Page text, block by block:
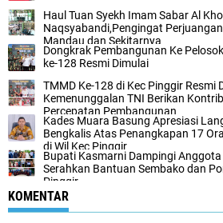
Haul Tuan Syekh Imam Sabar Al
Naqsyabandi,Pengingat
Mandau dan Sekitarnya
Dongkrak Pembangunan Ke
ke-128 Resmi Dimulai
TMMD Ke-128 di Kec Pinggir Resmi
Kemenunggalan TNI Berikan
Percepatan Pembangunan
Kades Muara Basung Apresiasi
Bengkalis Atas Penangkapan 17
di Wil Kec Pinggir
Bupati Kasmarni Dampingi Anggota
Serahkan Bantuan Sembako dan
Pinggir
KOMENTAR